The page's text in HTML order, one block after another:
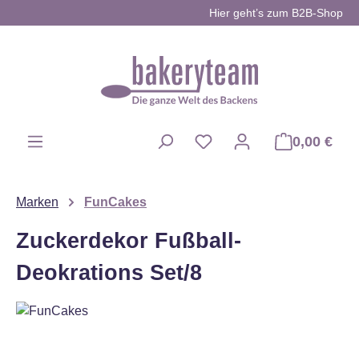
Hier geht’s zum B2B-Shop
0,00 €
Marken FunCakes
Zuckerdekor Fußball-
Deokrations Set/8